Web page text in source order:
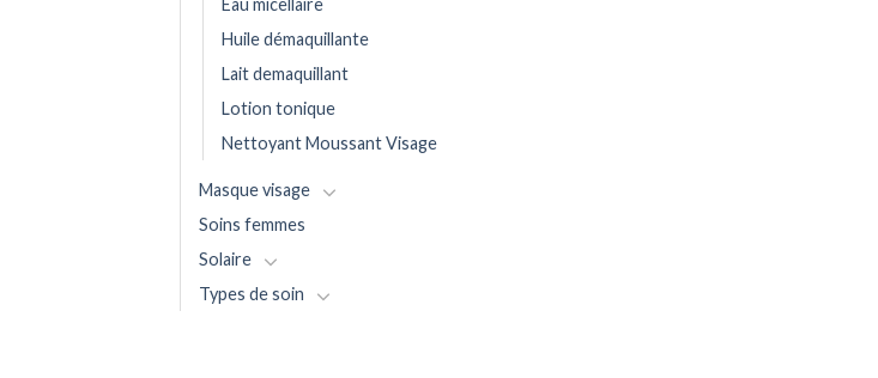
Huile démaquillante
Lait demaquillant
Lotion tonique
Nettoyant Moussant Visage
Masque visage
Soins femmes
Solaire
Types de soin